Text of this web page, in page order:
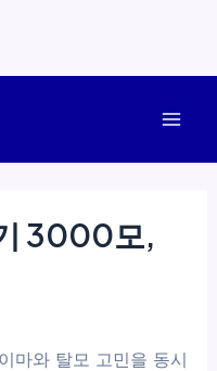
3000모,
마와 탈모 고민을 동시